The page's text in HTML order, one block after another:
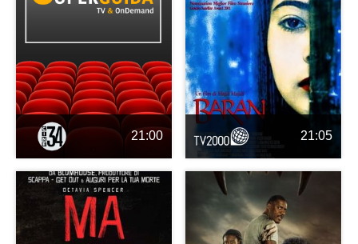
21:00 21:05